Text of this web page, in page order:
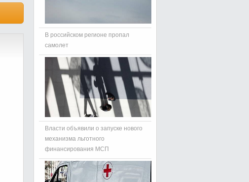
В российском регионе пропал
самолет
Власти объявили о запуске нового
механизма льготного
финансирования МСП